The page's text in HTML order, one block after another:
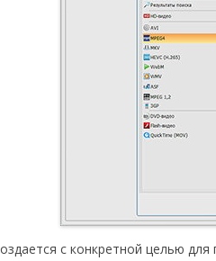
с конкретной целью